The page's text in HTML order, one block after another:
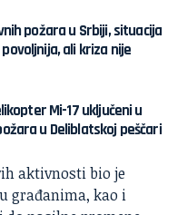
požara u Srbiji, situacija
ali kriza nije
Mi-17 uključeni u
u Deliblatskoj peščari
aktivnosti bio je
građanima, kao i